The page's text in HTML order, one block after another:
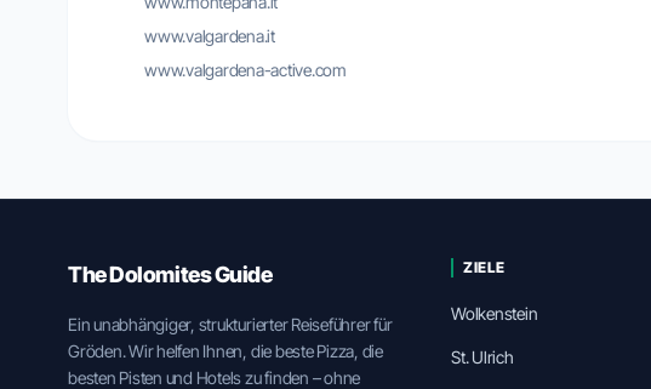
www.valgardena.it
www.valgardena-active.com
The Dolomites Guide
Ein unabhängiger, strukturierter Reiseführer für
Gröden. Wir helfen Ihnen, die beste Pizza, die
besten Pisten und Hotels zu finden – ohne
ZIELE
Wolkenstein
St. Ulrich